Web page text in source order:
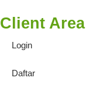
Client Area
Login
Daftar